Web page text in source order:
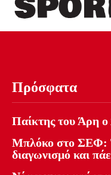
Πρόσφατα
Παίκτης του Άρη
Μπλόκο στο ΣΕΦ:
διαγωνισμό και